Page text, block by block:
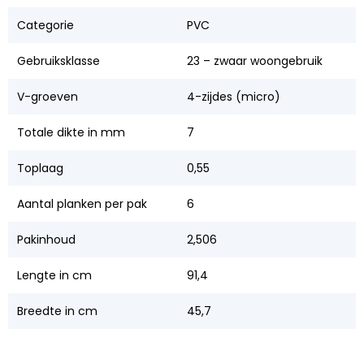
Categorie PVC
Gebruiksklasse 23 – zwaar woongebruik
V-groeven 4-zijdes (micro)
Totale dikte in mm 7
Toplaag 0,55
Aantal planken per pak 6
Pakinhoud 2,506
Lengte in cm 91,4
Breedte in cm 45,7